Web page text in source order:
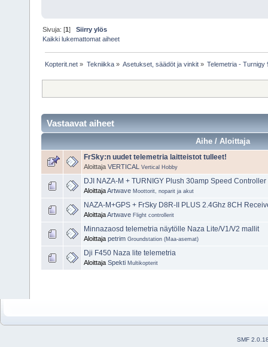
Sivuja: [1]Siirry ylös
Kaikki lukemattomat aiheet
Kopterit.net » Tekniikka» Asetukset, säädöt ja vinkit» Telemetria -
Vastaavat aiheet
Aihe / Aloittaja
FrSky:n uudet telemetria laitteistot tulleet!
Aloittaja VERTICAL Vertical Hobby
DJI NAZA-M + TURNIGY Plush 30amp Speed Controller
AloittajaArtwave Moottorit, noparit ja akut
NAZA-M+GPS + FrSky D8R-II PLUS 2.4Ghz 8CH
AloittajaArtwave Flight controllerit
Minnazaosd telemetria näytölle Naza Lite/V1/V2 mallit
Aloittaja petrim Groundstation (Maa-asemat)
Dji F450 Naza lite telemetria
Aloittaja Spekti Multikopterit
SMF